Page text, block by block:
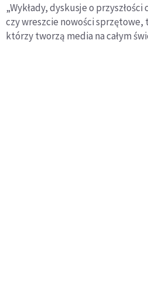
„Wykłady, dyskusje o
czy wreszcie nowości
którzy tworzą media na całym